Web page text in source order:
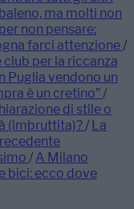
ma molti non
non pensare:
farci attenzione/
per la riccanza
Puglia vendono un
è un cretino”/
di stile o
(imbruttita)?/ La
/ A Milano
bici: ecco dove